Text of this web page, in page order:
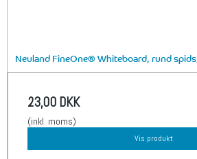
Neuland FineOne® Whiteboard, rund
23,00 DKK
(inkl. moms)
Vis produkt